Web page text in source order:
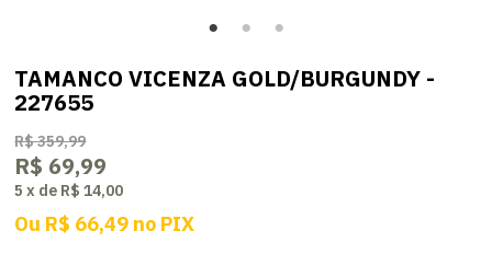
TAMANCO VICENZA GOLD/BURGUNDY -
227655
R$ 359,99
R$ 69,99
5 x de R$ 14,00
Ou R$ 66,49 no PIX